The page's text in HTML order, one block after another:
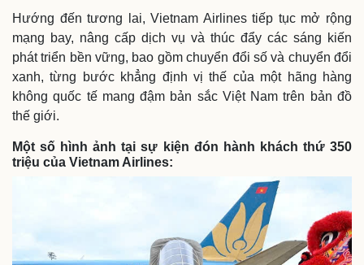
Bóng đá
Lịch thi đấu bóng đá
Thế giới thể thao
eSports
Hậu trường
Ô tô
Xe máy
Tư vấn
Hướng đến tương lai, Vietnam Airlines tiếp tục mở rộng
mạng bay, nâng cấp dịch vụ và thúc đẩy các sáng kiến
phát triển bền vững, bao gồm chuyển đổi số và chuyển đổi
xanh, từng bước khẳng định vị thế của một hãng hàng
không quốc tế mang đậm bản sắc Việt Nam trên bản đồ
thế giới.
Một số hình ảnh tại sự kiện đón hành khách thứ 350
triệu của Vietnam Airlines: